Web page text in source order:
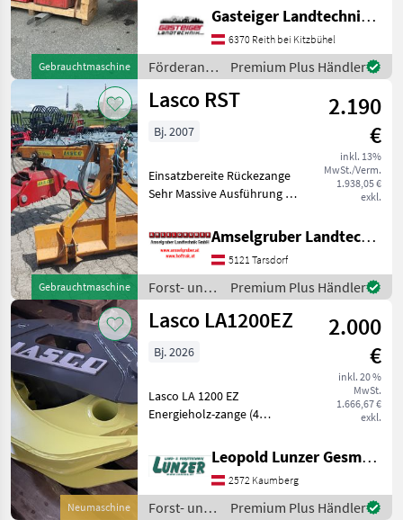
Gebrauchtmaschine
sich durch ihre robuste
Bauweise und
Zuverlässigkeit aus. Diese
Kräne sind für verschieden
Gasteiger Landtechnik GmbH
6370 Reith bei Kitzbühel
Förderanlagen
/ Lasco
Premium Plus Händler
Gebrauchtmaschine
Lasco RST
2.190
€
inkl. 13%
MwSt./Verm.
1.938,05 €
exkl.
Bj. 2007
Einsatzbereite Rückezange
Sehr Massive Ausführung 3
Seitenschwenkung
Hydraulisch Weitere
Gebrauchte Maschinen und
Geräte bei uns in Tars
Amselgruber Landtechnik GmbH
5121 Tarsdorf
Forst- und
Holztechnik
/ Lasco
Premium Plus Händler
Neumaschine
Lasco LA1200EZ
2.000
€
inkl. 20 %
MwSt.
1.666,67 €
exkl.
Bj. 2026
Lasco LA 1200 EZ
Energieholz-zange (4
Öffnungsweite: 1200mm -
Gewicht: 125 kg -
Zangenschließkraft bei 200
bar: 11, 4 kN -
Leopold Lunzer GesmbH
2572 Kaumberg
Forst- und
Premium Plus Händler